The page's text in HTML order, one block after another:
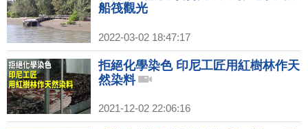
船筏觀光
2022-03-02 18:47:17
拒絕化學染色 印尼工匠用紅樹林作天
然染料
2021-12-02 22:06:16